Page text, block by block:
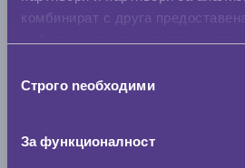
комбинират с друга
наСтрого nеобходими
За функционалност